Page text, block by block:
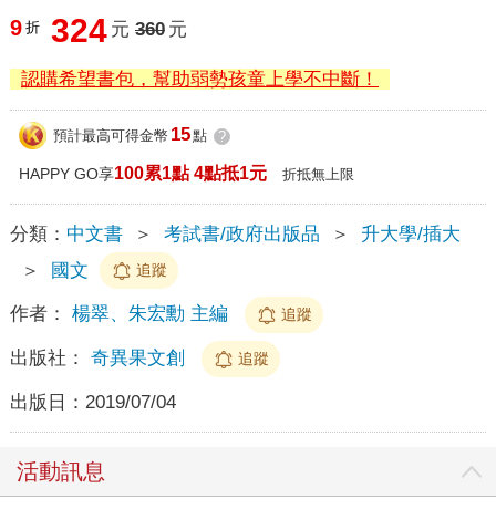
9 折 324 元 360 元
認購希望書包，幫助弱勢孩童上學不中斷！
預計最高可得金幣 15點 ?
HAPPY GO享100累1點 4點抵1元 折抵無上限
分類： 中文書 ＞ 考試書/政府出版品 ＞
升大學/插大
＞
國文 追蹤
作者： 楊翠、朱宏勳 主編 追蹤
出版社： 奇異果文創 追蹤
出版日： 2019/07/04
活動訊息